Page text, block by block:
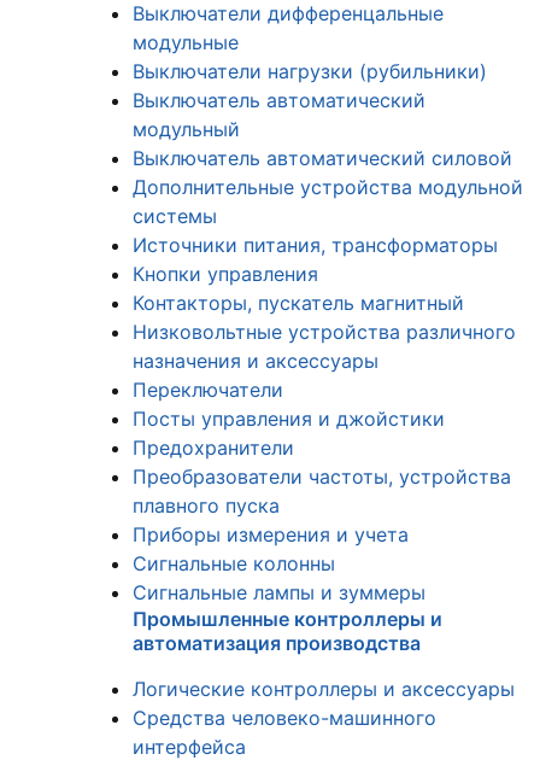
Выключатели дифференцальные
модульные
Выключатели нагрузки (рубильники)
Выключатель автоматический
модульный
Выключатель автоматический силовой
Дополнительные устройства модульной
системы
Источники питания, трансформаторы
Кнопки управления
Контакторы, пускатель магнитный
Низковольтные устройства различного
назначения и аксессуары
Переключатели
Посты управления и джойстики
Предохранители
Преобразователи частоты, устройства
плавного пуска
Приборы измерения и учета
Сигнальные колонны
Сигнальные лампы и зуммеры
Промышленные контроллеры и
автоматизация производства
Логические контроллеры и аксессуары
Средства человеко-машинного
интерфейса